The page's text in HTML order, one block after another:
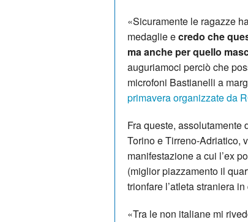
«Sicuramente le ragazze
medaglie ecredo che
ma anche per quello
auguriamoci perciò che
microfoni Bastianelli a
primavera organizzate da
Fra queste,
Torino e Tirreno-Adriatico,
manifestazione a cui l’ex
(miglior piazzamento il
trionfare l’atleta straniera
«Tra le non italiane mi